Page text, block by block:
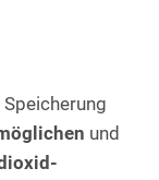
und